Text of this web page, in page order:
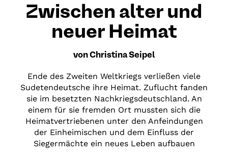
Zwischen alter und
neuer Heimat
von Christina Seipel
Ende des Zweiten Weltkriegs verließen viele
Sudetendeutsche ihre Heimat. Zuflucht fanden
sie im besetzten Nachkriegsdeutschland. An
einem für sie fremden Ort mussten sich die
Heimatvertriebenen unter den Anfeindungen
der Einheimischen und dem Einfluss der
Siegermächte ein neues Leben aufbauen